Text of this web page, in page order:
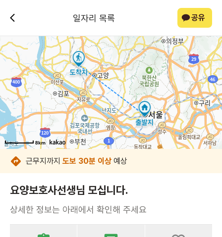
일자리 목록 공유
8km
8km
8km
8km
8km
8km
8km
8km
근무지까지 도보 30분 이상 예상
요양보호사선생님 모십니다.
상세한 정보는 아래에서 확인해 주세요